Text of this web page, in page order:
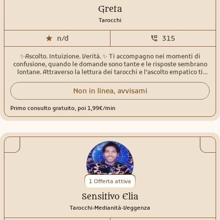
Greta
Tarocchi
n/d 315
✨Ascolto. Intuizione. Verità. ✨ Ti accompagno nei momenti di
confusione, quando le domande sono tante e le risposte sembrano
lontane. Attraverso la lettura dei tarocchi e l’ascolto empatico ti
dove puoi essere davvero te stessa. 💫 Consulti personalizzati 💫
accompagno emotivamente mentre facciamo chiarezza, come
farebbe un’amica che sa ascoltare davvero🤍
Non in linea, avvisami
Primo consulto gratuito, poi 1,99€/min
1 Offerta attiva
Sensitivo Elia
Tarocchi.Medianità.Veggenza